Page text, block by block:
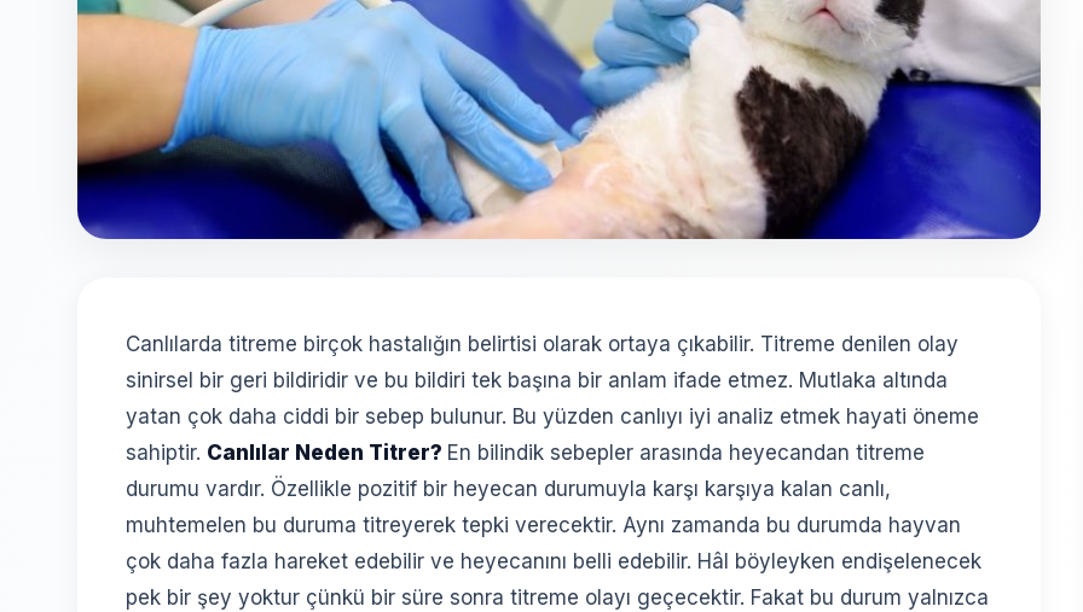
Canlılarda titreme birçok hastalığın belirtisi olarak ortaya çıkabilir. Titreme denilen olay
sinirsel bir geri bildiridir ve bu bildiri tek başına bir anlam ifade etmez. Mutlaka altında
yatan çok daha ciddi bir sebep bulunur. Bu yüzden canlıyı iyi analiz etmek hayati öneme
sahiptir. Canlılar Neden Titrer? En bilindik sebepler arasında heyecandan titreme
durumu vardır. Özellikle pozitif bir heyecan durumuyla karşı karşıya kalan canlı,
muhtemelen bu duruma titreyerek tepki verecektir. Aynı zamanda bu durumda hayvan
çok daha fazla hareket edebilir ve heyecanını belli edebilir. Hâl böyleyken endişelenecek
pek bir şey yoktur çünkü bir süre sonra titreme olayı geçecektir. Fakat bu durum yalnızca